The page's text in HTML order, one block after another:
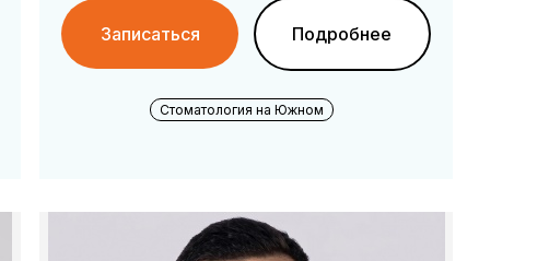
Записаться Подробнее
Стоматология на Южном